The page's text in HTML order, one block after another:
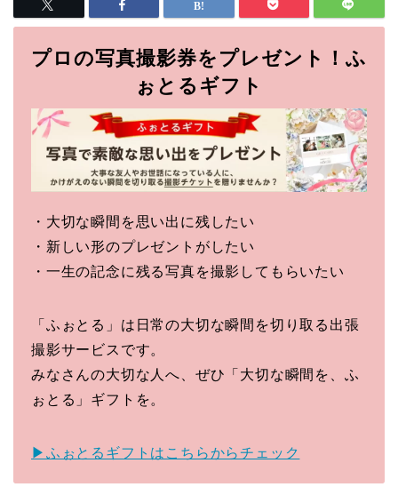
プロの写真撮影券をプレゼント！ふ
ぉとるギフト
・大切な瞬間を思い出に残したい
・新しい形のプレゼントがしたい
・一生の記念に残る写真を撮影してもらいたい
「ふぉとる」は日常の大切な瞬間を切り取る出張
撮影サービスです。
みなさんの大切な人へ、ぜひ「大切な瞬間を、ふ
ぉとる」ギフトを。
▶ふぉとるギフトはこちらからチェック